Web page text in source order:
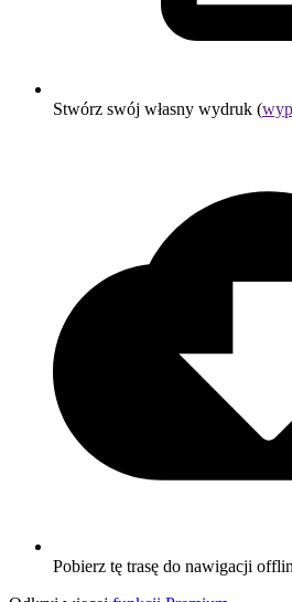
Stwórz swój własny wydruk (
Pobierz tę trasę do nawigacji